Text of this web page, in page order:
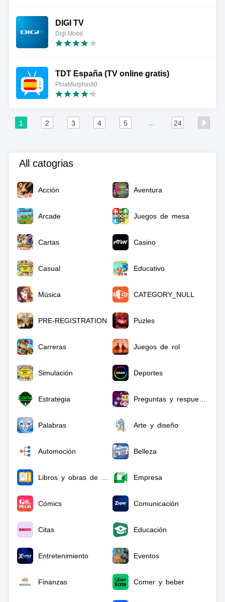
DIGI TV
Digi.Mobil
TDT España (TV online gratis)
PhiaMurphin80
1 2 3 4 5 24
All catogrias
Acción Aventura
Arcade Juegos de mesa
Cartas Casino
Casual Educativo
Música CATEGORY_NULL
PRE-REGISTRATION Puzles
Carreras Juegos de rol
Simulación Deportes
Estrategia
Palabras Arte y diseño
Automoción Belleza
Empresa
Cómics Comunicación
Citas Educación
Entretenimiento Eventos
Finanzas Comer y beber